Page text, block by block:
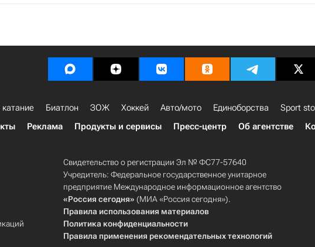
Биатлон ЗОЖ Хоккей Авто/мото Единоборства Sport
Реклама Продукты и сервисы Пресс-центр Об агентстве
Свидетельство о регистрации Эл № ФС77-57640
Учредитель: Федеральное государственное унитарное
предприятие Международное информационное агентство
«Россия сегодня» (МИА «Россия сегодня»).
Правила использования материалов
Политика конфиденциальности
Правила применения рекомендательных технологий